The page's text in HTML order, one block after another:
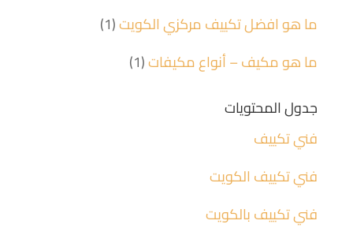
ما هو افضل تكييف مركزي الكويت(1)
ما هو مكيف – أنواع مكيفات(1)
جدول المحتويات
فني تكييف
فني تكييف الكويت
فني تكييف بالكويت